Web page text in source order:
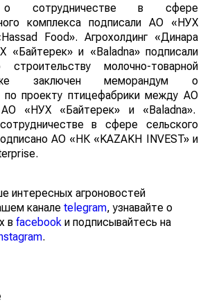
о сотрудничестве в сфере
комплекса подписали АО «НУХ
Food». Агрохолдинг «Динара
«Байтерек» и «Baladna» подписали
молочно-товарной
заключен меморандум о
по проекту птицефабрики между АО
«НУХ «Байтерек» и «Baladna».
в сфере сельского
АО «НК «KAZAKH INVEST» и
интересных агроновостей
канале telegram, узнавайте о
в facebook и подписывайтесь на
.